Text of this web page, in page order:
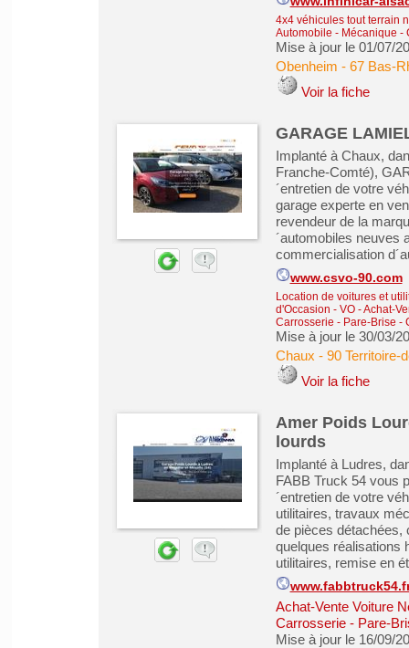
4x4 véhicules tout terrain
Automobile - Mécanique -
Mise à jour le 01/07/
Obenheim - 67 Bas-
Voir la fiche
GARAGE
Implanté à Chaux,
Franche-Comté),
´entretien de votre
garage experte en
revendeur de la
´automobiles neuves
commercialisation
www.csvo-90.com
Location de voitures et
d'Occasion - VO-Achat-
Carrosserie - Pare-Brise -
Mise à jour le 30/03/
Chaux - 90 Territoire-
Voir la fiche
Amer Poids
lourds
Implanté à Ludres,
FABB Truck 54 vous
´entretien de votre
utilitaires, travaux
de pièces détachées,
quelques réalisations
utilitaires, remise en
Achat-Vente Voiture
Carrosserie - Pare-
Mise à jour le 16/09/